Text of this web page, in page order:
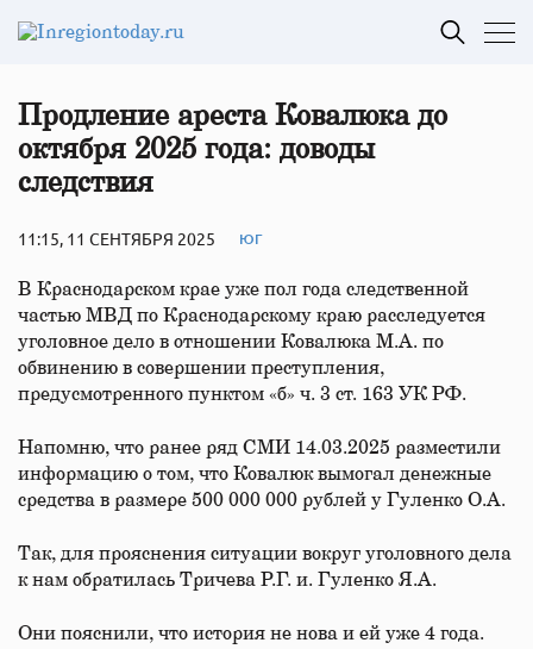
Продление ареста Ковалюка до
октября 2025 года: доводы
следствия
11:15, 11 СЕНТЯБРЯ 2025 ЮГ
В Краснодарском крае уже пол года следственной
частью МВД по Краснодарскому краю расследуется
уголовное дело в отношении Ковалюка М.А. по
обвинению в совершении преступления,
предусмотренного пунктом «б» ч. 3 ст. 163 УК РФ.
Напомню, что ранее ряд СМИ 14.03.2025 разместили
информацию о том, что Ковалюк вымогал денежные
средства в размере 500 000 000 рублей у Гуленко О.А.
Так, для прояснения ситуации вокруг уголовного дела
к нам обратилась Тричева Р.Г. и. Гуленко Я.А.
Они пояснили, что история не нова и ей уже 4 года.